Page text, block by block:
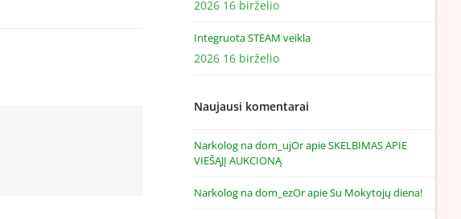
2026 16 birželio
Integruota STEAM veikla
2026 16 birželio
Naujausi komentarai
Narkolog na dom_ujOrapieSKELBIMAS APIE
VIEŠĄJĮ AUKCIONĄ
Narkolog na dom_ezOrapieSu Mokytojų diena!